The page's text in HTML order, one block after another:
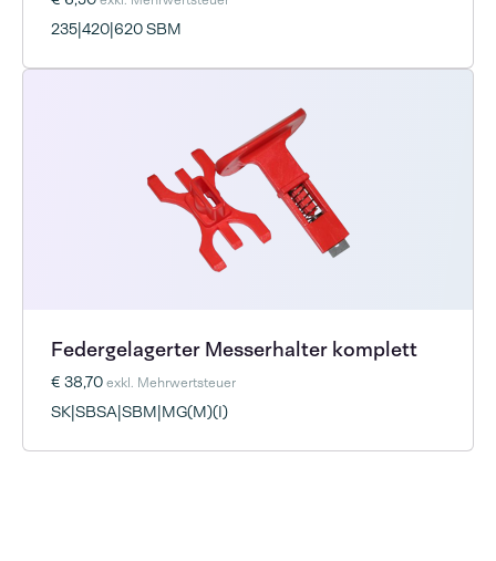
235|420|620 SBM
Federgelagerter Messerhalter komplett
€ 38,70exkl. Mehrwertsteuer
SK|SBSA|SBM|MG(M)(I)